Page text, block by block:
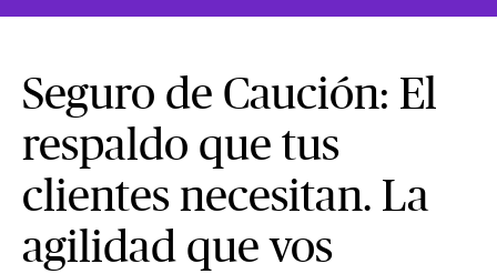
Seguro de Caución: El
respaldo que tus
clientes necesitan. La
agilidad que vos